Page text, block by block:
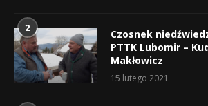
2
Czosnek
PTTK Lubomir –
Makłowicz
15 lutego 2021